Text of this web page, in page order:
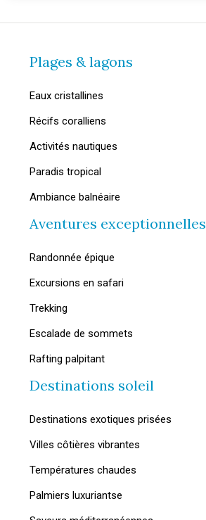
Plages & lagons
Eaux cristallines
Récifs coralliens
Activités nautiques
Paradis tropical
Ambiance balnéaire
Aventures exceptionnelles
Randonnée épique
Excursions en safari
Trekking
Escalade de sommets
Rafting palpitant
Destinations soleil
Destinations exotiques prisées
Villes côtières vibrantes
Températures chaudes
Palmiers luxuriantse